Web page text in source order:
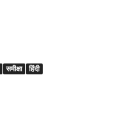
समीक्षा हिंदी